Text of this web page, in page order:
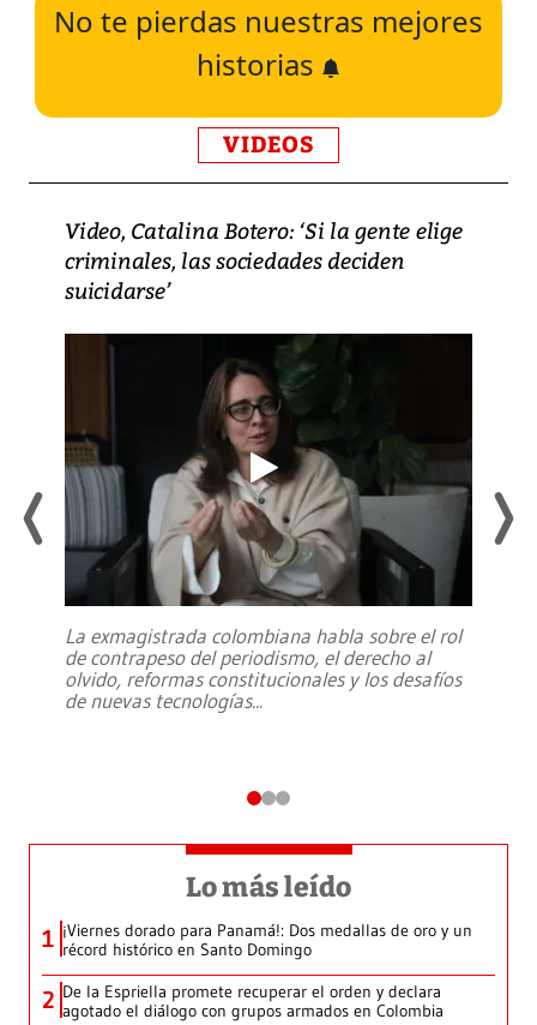
No te pierdas nuestras mejores
historias
VIDEOS
Video, Catalina Botero: ‘Si la gente elige
criminales, las sociedades deciden
suicidarse’
La exmagistrada colombiana habla sobre el rol
de contrapeso del periodismo, el derecho al
olvido, reformas constitucionales y los desafíos
de nuevas tecnologías...
Lo más leído
1 ¡Viernes dorado para Panamá!: Dos medallas de oro y un
récord histórico en Santo Domingo
2 De la Espriella promete recuperar el orden y declara
agotado el diálogo con grupos armados en Colombia